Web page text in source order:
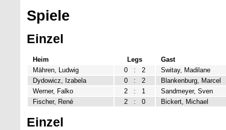
Spiele
Einzel
Heim Legs
Gast
Mähren, Ludwig
0 : 2
Switay, Madilane
Dydowicz, Izabela
0 : 2
Blankenburg, Marcel
Werner, Falko
2 : 1
Sandmeyer, Sven
Fischer, René
2 : 0 Bickert, Michael
Einzel